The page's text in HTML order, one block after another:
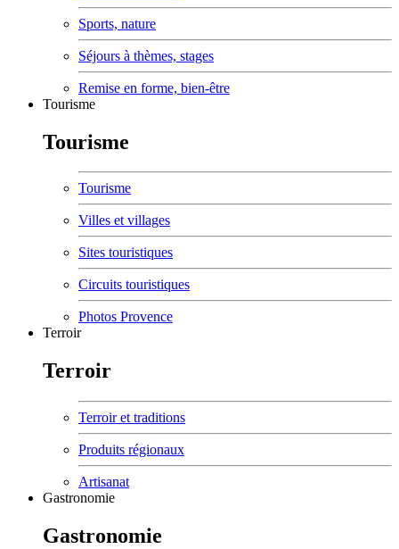
Sports, nature
Séjours à thèmes, stages
Remise en forme, bien-être
Tourisme
Tourisme
Tourisme
Villes et villages
Sites touristiques
Circuits touristiques
Photos Provence
Terroir
Terroir
Terroir et traditions
Produits régionaux
Artisanat
Gastronomie
Gastronomie